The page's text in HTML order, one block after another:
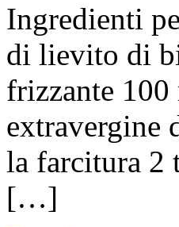
Ingredienti
di lievito di
frizzante 100
extravergine
la farcitura 2
[…]